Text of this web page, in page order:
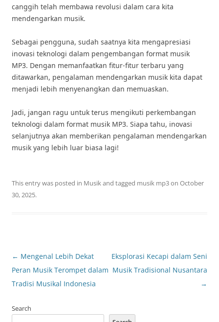
canggih telah membawa revolusi dalam cara kita
mendengarkan musik.
Sebagai pengguna, sudah saatnya kita mengapresiasi
inovasi teknologi dalam pengembangan format musik
MP3. Dengan memanfaatkan fitur-fitur terbaru yang
ditawarkan, pengalaman mendengarkan musik kita dapat
menjadi lebih menyenangkan dan memuaskan.
Jadi, jangan ragu untuk terus mengikuti perkembangan
teknologi dalam format musik MP3. Siapa tahu, inovasi
selanjutnya akan memberikan pengalaman mendengarkan
musik yang lebih luar biasa lagi!
This entry was posted in Musikand tagged musik mp3on October
30, 2025.
Post
navigation
← Mengenal Lebih Dekat
Peran Musik Terompet dalam
Tradisi Musikal Indonesia
Eksplorasi Kecapi dalam Seni
Musik Tradisional Nusantara
→
Search